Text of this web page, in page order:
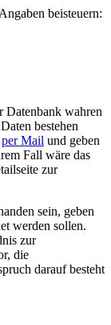
beisteuern:
Datenbank wahren
bestehen
per Mail und geben
Fall wäre das
zur
sein, geben
werden sollen.
zur
die
darauf besteht